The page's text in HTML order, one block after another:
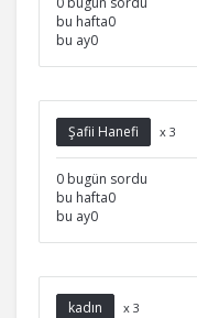
bu hafta0
bu ay0
Şafii Hanefi x 3
0 bugün sordu
bu hafta0
bu ay0
kadın x 3